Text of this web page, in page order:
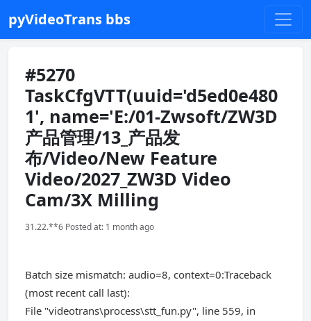
pyVideoTrans bbs
#5270
TaskCfgVTT(uuid='d5ed0e480
1', name='E:/01-Zwsoft/ZW3D
产品管理/13_产品发
布/Video/New Feature
Video/2027_ZW3D Video
Cam/3X Milling
31.22.**6 Posted at: 1 month ago
Batch size mismatch: audio=8, context=0:Traceback
(most recent call last):
File "videotrans\process\stt_fun.py", line 559, in